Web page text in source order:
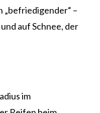
„befriedigender“ –
auf Schnee, der
im